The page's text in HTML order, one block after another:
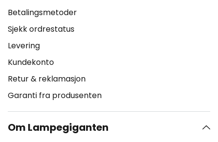
Betalingsmetoder
Sjekk ordrestatus
Levering
Kundekonto
Retur & reklamasjon
Garanti fra produsenten
Om Lampegiganten